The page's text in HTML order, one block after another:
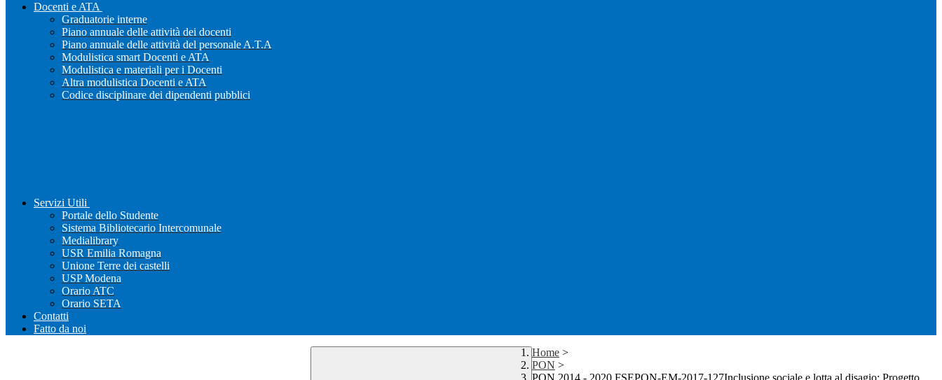
Docenti e ATA
Graduatorie interne
Piano annuale delle attività dei docenti
Piano annuale delle attività del personale A.T.A
Modulistica smart Docenti e ATA
Modulistica e materiali per i Docenti
Altra modulistica Docenti e ATA
Codice disciplinare dei dipendenti pubblici
Servizi Utili
Portale dello Studente
Sistema Bibliotecario Intercomunale
Medialibrary
USR Emilia Romagna
Unione Terre dei castelli
USP Modena
Orario ATC
Orario SETA
Contatti
Fatto da noi
Home >
PON >